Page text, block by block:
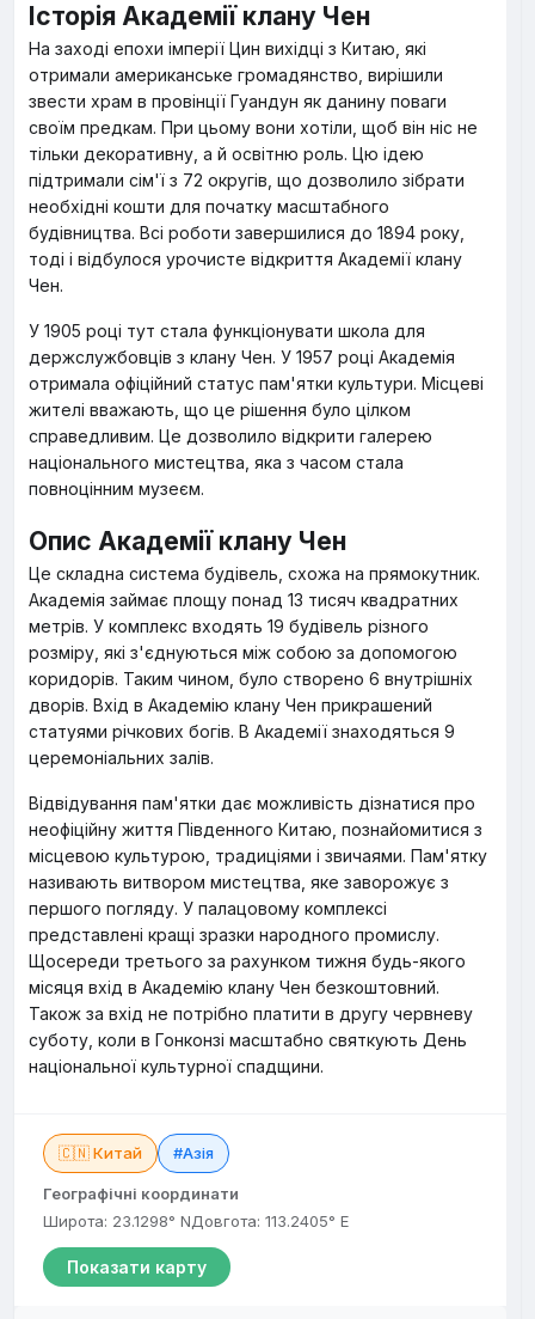
Історія Академії клану Чен
На заході епохи імперії Цин вихідці з Китаю, які
отримали американське громадянство, вирішили
звести храм в провінції Гуандун як данину поваги
своїм предкам. При цьому вони хотіли, щоб він ніс не
тільки декоративну, а й освітню роль. Цю ідею
підтримали сім'ї з 72 округів, що дозволило зібрати
необхідні кошти для початку масштабного
будівництва. Всі роботи завершилися до 1894 року,
тоді і відбулося урочисте відкриття Академії клану
Чен.
У 1905 році тут стала функціонувати школа для
держслужбовців з клану Чен. У 1957 році Академія
отримала офіційний статус пам'ятки культури. Місцеві
жителі вважають, що це рішення було цілком
справедливим. Це дозволило відкрити галерею
національного мистецтва, яка з часом стала
повноцінним музеєм.
Опис Академії клану Чен
Це складна система будівель, схожа на прямокутник.
Академія займає площу понад 13 тисяч квадратних
метрів. У комплекс входять 19 будівель різного
розміру, які з'єднуються між собою за допомогою
коридорів. Таким чином, було створено 6 внутрішніх
дворів. Вхід в Академію клану Чен прикрашений
статуями річкових богів. В Академії знаходяться 9
церемоніальних залів.
Відвідування пам'ятки дає можливість дізнатися про
неофіційну життя Південного Китаю, познайомитися з
місцевою культурою, традиціями і звичаями. Пам'ятку
називають витвором мистецтва, яке заворожує з
першого погляду. У палацовому комплексі
представлені кращі зразки народного промислу.
Щосереди третього за рахунком тижня будь-якого
місяця вхід в Академію клану Чен безкоштовний.
Також за вхід не потрібно платити в другу червневу
суботу, коли в Гонконзі масштабно святкують День
національної культурної спадщини.
🇨🇳 Китай #Азія
Географічні координати
Широта: 23.1298° NДовгота: 113.2405° E
Показати карту